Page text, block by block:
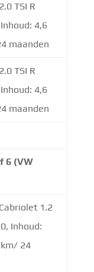
TSI R
4,6
maanden
TSI R
4,6
maanden
6 (VW
1.2
Inhoud:
24